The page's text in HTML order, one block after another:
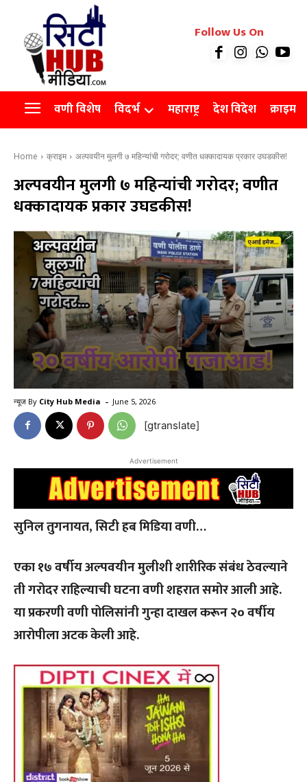
रियल इस्टेट
Videos
Agro
Follow Us On
वणी विशेष विदर्भ महाराष्ट्र देश विदेश क्राइम
Home क्राइम अल्पवयीन मुलगी ७ महिन्यांची गरोदर; वणीत धक्कादायक प्रकार उघडकीस!
अल्पवयीन मुलगी ७ महिन्यांची गरोदर; वणीत
धक्कादायक प्रकार उघडकीस!
न्यूज By City Hub Media - June 5, 2026
[gtranslate]
Advertisement
सुनिल तुगनायत, सिटी हब मिडिया वणी…
एका १७ वर्षीय अल्पवयीन मुलीशी शारीरिक संबंध ठेवल्याने
ती गरोदर राहिल्याची घटना वणी शहरात समोर आली आहे.
या प्रकरणी वणी पोलिसांनी गुन्हा दाखल करून २० वर्षीय
आरोपीला अटक केली आहे.